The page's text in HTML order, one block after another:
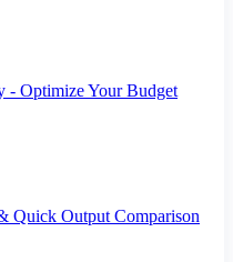
- Optimize Your Budget
Quick Output Comparison